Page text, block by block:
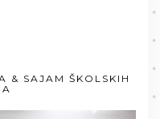
& SAJAM ŠKOLSKIH